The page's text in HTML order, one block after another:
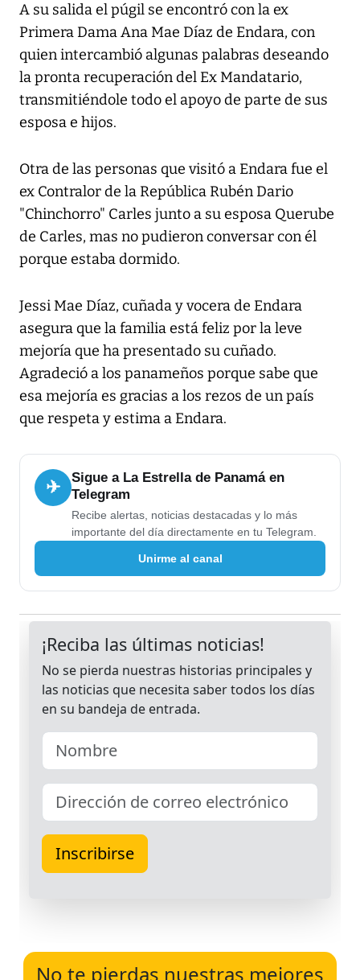
A su salida el púgil se encontró con la ex
Primera Dama Ana Mae Díaz de Endara, con
quien intercambió algunas palabras deseando
la pronta recuperación del Ex Mandatario,
transmitiéndole todo el apoyo de parte de sus
esposa e hijos.
Otra de las personas que visitó a Endara fue el
ex Contralor de la República Rubén Dario
"Chinchorro" Carles junto a su esposa Querube
de Carles, mas no pudieron conversar con él
porque estaba dormido.
Jessi Mae Díaz, cuñada y vocera de Endara
asegura que la familia está feliz por la leve
mejoría que ha presentado su cuñado.
Agradeció a los panameños porque sabe que
esa mejoría es gracias a los rezos de un país
que respeta y estima a Endara.
✈
Sigue a La Estrella de Panamá en
Telegram
Recibe alertas, noticias destacadas y lo más
importante del día directamente en tu Telegram.
Unirme al canal
No te pierdas nuestras mejores